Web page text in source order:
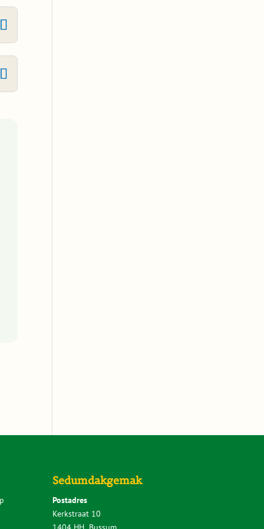
Sedumdakgemak
Postadres
Kerkstraat 10